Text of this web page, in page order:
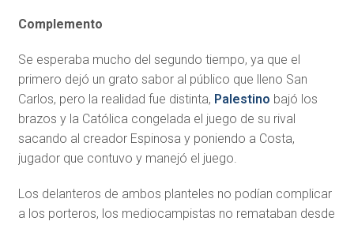
Complemento
Se esperaba mucho del segundo tiempo, ya que el
primero dejó un grato sabor al público que lleno San
Carlos, pero la realidad fue distinta, Palestino bajó los
brazos y la Católica congelada el juego de su rival
sacando al creador Espinosa y poniendo a Costa,
jugador que contuvo y manejó el juego.
Los delanteros de ambos planteles no podían complicar
a los porteros, los mediocampistas no remataban desde